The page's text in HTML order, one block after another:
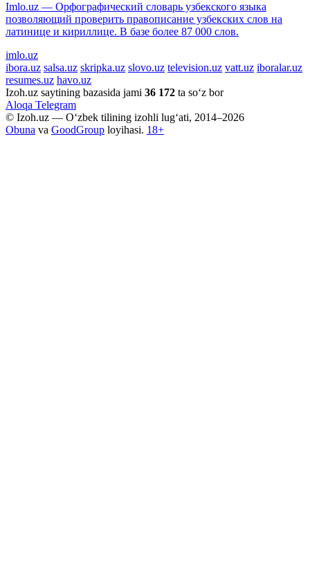
Imlo.uz — Орфографический словарь узбекского языка
позволяющий проверить правописание узбекских слов на
латинице и кириллице. В базе более 87 000 слов.
imlo.uz
ibora.uz salsa.uz skripka.uz slovo.uz television.uz vatt.uz iboralar.uz
resumes.uz havo.uz
Izoh.uz saytining bazasida jami 36 172 ta so‘z bor
Aloqa Telegram
© Izoh.uz — O‘zbek tilining izohli lug‘ati, 2014–2026
Obuna va GoodGroup loyihasi. 18+